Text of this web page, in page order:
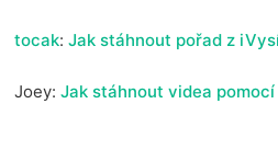
tocak:Jak stáhnout pořad z
Joey:Jak stáhnout videa